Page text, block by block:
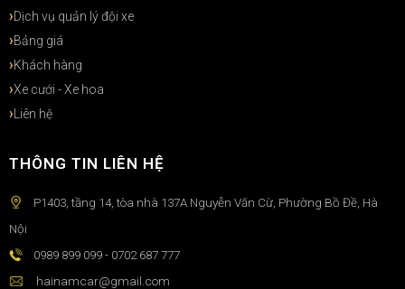
Dịch vụ quản lý đội xe
Bảng giá
Khách hàng
Xe cưới - Xe hoa
Liên hệ
THÔNG TIN LIÊN HỆ
P1403, tầng 14, tòa nhà 137A Nguyễn Văn Cừ, Phường Bồ Đề, Hà
Nội
0989 899 099 - 0702 687 777
hainamcar@gmail.com